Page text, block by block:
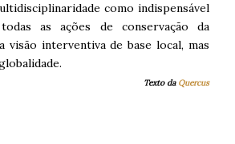
como indispensável
as ações de conservação da
visão interventiva de base local, mas
Texto da Quercus